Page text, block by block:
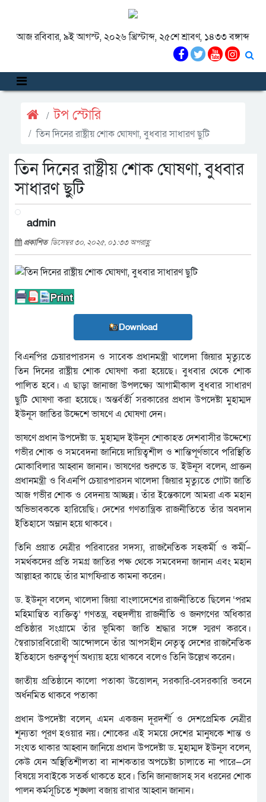
আজ রবিবার, ৯ই আগস্ট, ২০২৬ খ্রিস্টাব্দ, ২৫শে শ্রাবণ, ১৪৩৩ বঙ্গাব্দ
টপ স্টোরি
তিন দিনের রাষ্ট্রীয় শোক ঘোষণা, বুধবার সাধারণ ছুটি
তিন দিনের রাষ্ট্রীয় শোক ঘোষণা, বুধবার
সাধারণ ছুটি
admin
প্রকাশিত ডিসেম্বর ৩০, ২০২৫, ০১:৩৩ অপরাহ্ণ
Download
বিএনপির চেয়ারপারসন ও সাবেক প্রধানমন্ত্রী খালেদা জিয়ার মৃত্যুতে
তিন দিনের রাষ্ট্রীয় শোক ঘোষণা করা হয়েছে। বুধবার থেকে শোক
পালিত হবে। এ ছাড়া জানাজা উপলক্ষ্যে আগামীকাল বুধবার সাধারণ
ছুটি ঘোষণা করা হয়েছে। অন্তর্বর্তী সরকারের প্রধান উপদেষ্টা মুহাম্মদ
ইউনূস জাতির উদ্দেশে ভাষণে এ ঘোষণা দেন।
ভাষণে প্রধান উপদেষ্টা ড. মুহাম্মদ ইউনূস শোকাহত দেশবাসীর উদ্দেশ্যে
গভীর শোক ও সমবেদনা জানিয়ে দায়িত্বশীল ও শান্তিপূর্ণভাবে পরিস্থিতি
মোকাবিলার আহ্বান জানান। ভাষণের শুরুতে ড. ইউনূস বলেন, প্রাক্তন
প্রধানমন্ত্রী ও বিএনপি চেয়ারপারসন খালেদা জিয়ার মৃত্যুতে গোটা জাতি
আজ গভীর শোক ও বেদনায় আচ্ছন্ন। তাঁর ইন্তেকালে আমরা এক মহান
অভিভাবককে হারিয়েছি। দেশের গণতান্ত্রিক রাজনীতিতে তাঁর অবদান
ইতিহাসে অম্লান হয়ে থাকবে।
তিনি প্রয়াত নেত্রীর পরিবারের সদস্য, রাজনৈতিক সহকর্মী ও কর্মী–
সমর্থকদের প্রতি সমগ্র জাতির পক্ষ থেকে সমবেদনা জানান এবং মহান
আল্লাহর কাছে তাঁর মাগফিরাত কামনা করেন।
ড. ইউনূস বলেন, খালেদা জিয়া বাংলাদেশের রাজনীতিতে ছিলেন ‘পরম
মহিমান্বিত ব্যক্তিত্ব’ গণতন্ত্র, বহুদলীয় রাজনীতি ও জনগণের অধিকার
প্রতিষ্ঠার সংগ্রামে তাঁর ভূমিকা জাতি শ্রদ্ধার সঙ্গে স্মরণ করবে।
স্বৈরাচারবিরোধী আন্দোলনে তাঁর আপসহীন নেতৃত্ব দেশের রাজনৈতিক
ইতিহাসে গুরুত্বপূর্ণ অধ্যায় হয়ে থাকবে বলেও তিনি উল্লেখ করেন।
জাতীয় প্রতিষ্ঠানে কালো পতাকা উত্তোলন, সরকারি-বেসরকারি ভবনে
অর্ধনমিত থাকবে পতাকা
প্রধান উপদেষ্টা বলেন, এমন একজন দূরদর্শী ও দেশপ্রেমিক নেত্রীর
শূন্যতা পূরণ হওয়ার নয়। শোকের এই সময়ে দেশের মানুষকে শান্ত ও
সংযত থাকার আহ্বান জানিয়ে প্রধান উপদেষ্টা ড. মুহাম্মদ ইউনূস বলেন,
কেউ যেন অস্থিতিশীলতা বা নাশকতার অপচেষ্টা চালাতে না পারে—সে
বিষয়ে সবাইকে সতর্ক থাকতে হবে। তিনি জানাজাসহ সব ধরনের শোক
পালন কর্মসূচিতে শৃঙ্খলা বজায় রাখার আহ্বান জানান।